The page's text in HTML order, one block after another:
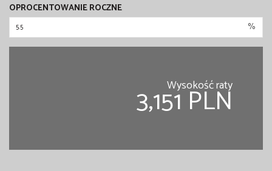
OPROCENTOWANIE ROCZNE
%
Wysokość raty
3,151 PLN